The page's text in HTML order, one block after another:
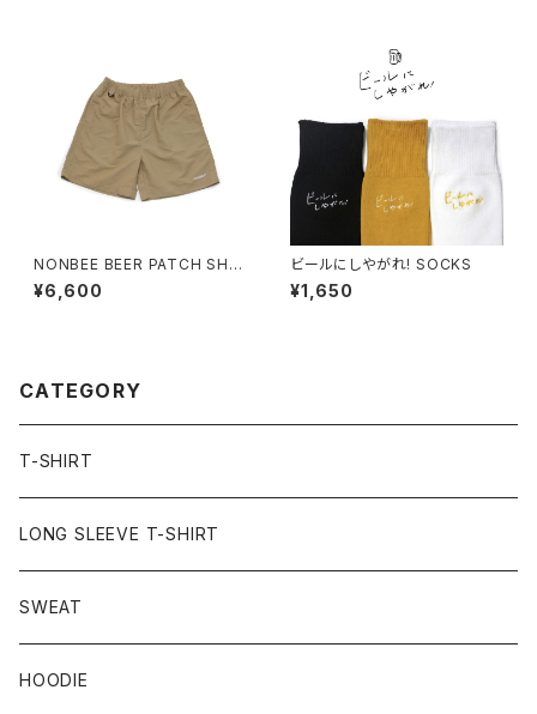
NONBEE BEER PATCH SHO
RTS beige
¥6,600
ビールにしやがれ! SOCKS
¥1,650
CATEGORY
T-SHIRT
LONG SLEEVE T-SHIRT
SWEAT
HOODIE